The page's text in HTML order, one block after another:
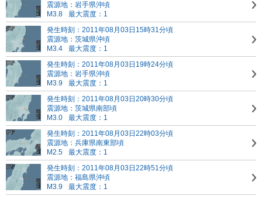
震源地：岩手県沖頃
M3.8
最大震度：1
発生時刻：2011年08月03日15時31分頃
震源地：茨城県沖頃
M3.4
最大震度：1
発生時刻：2011年08月03日19時24分頃
震源地：岩手県沖頃
M3.9
最大震度：1
発生時刻：2011年08月03日20時30分頃
震源地：茨城県南部頃
M3.0
最大震度：1
発生時刻：2011年08月03日22時03分頃
震源地：兵庫県南東部頃
M2.5
最大震度：1
発生時刻：2011年08月03日22時51分頃
震源地：福島県沖頃
M3.9
最大震度：1